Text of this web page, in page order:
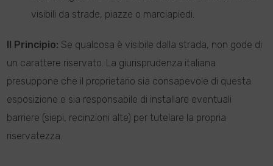
visibili da strade, piazze o marciapiedi.
Il Principio: Se qualcosa è visibile dalla strada, non gode di
un carattere riservato. La giurisprudenza italiana
presuppone che il proprietario sia consapevole di questa
esposizione e sia responsabile di installare eventuali
barriere (siepi, recinzioni alte) per tutelare la propria
riservatezza.